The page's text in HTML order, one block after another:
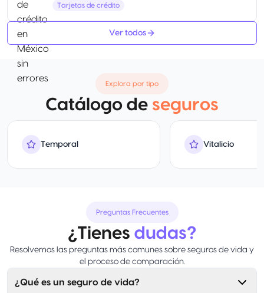
Tarjetas de crédito
Ver todos
Explora por tipo
Catálogo de seguros
Temporal Vitalicio
Preguntas Frecuentes
¿Tienes dudas?
Resolvemos las preguntas más comunes sobre seguros de vida y
el proceso de comparación.
¿Qué es un seguro de vida?